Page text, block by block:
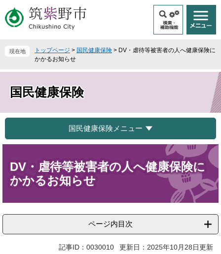
ー
ジ
ニ
ュ
へ
現在地 トップページ > 国民健康保険 > DV・虐待等被害者の人へ健康保険に
かかるお知らせ
国民健康保険
国民健康保険メニュー
DV・虐待等被害者の人へ健康保険に
かかるお知らせ
ページ内目次
記事ID：0030010 更新日：2025年10月28日更新